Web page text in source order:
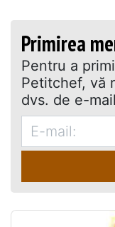
Primirea
Pentru a
Petitchef, vă
dvs. de e-